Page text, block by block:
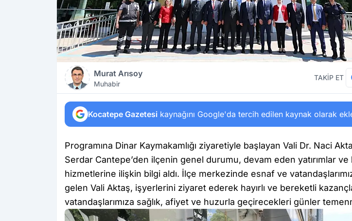
Murat Arısoy
Muhabir
TAKİP ET
Kocatepe Gazetesi kaynağını Google'da tercih edilen kaynak olarak
Programına Dinar Kaymakamlığı ziyaretiyle başlayan Vali Dr. Naci
Serdar Cantepe’den ilçenin genel durumu, devam eden yatırımlar ve
hizmetlerine ilişkin bilgi aldı. İlçe merkezinde esnaf ve
gelen Vali Aktaş, işyerlerini ziyaret ederek hayırlı ve bereketli
vatandaşlarımıza sağlık, afiyet ve huzurla geçirecekleri günler